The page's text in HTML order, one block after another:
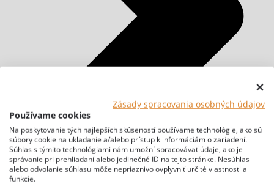
Zásady spracovania osobných údajov
Používame cookies
Na poskytovanie tých najlepších skúseností používame technológie, ako sú
súbory cookie na ukladanie a/alebo prístup k informáciám o zariadení.
Súhlas s týmito technológiami nám umožní spracovávať údaje, ako je
správanie pri prehliadaní alebo jedinečné ID na tejto stránke. Nesúhlas
alebo odvolanie súhlasu môže nepriaznivo ovplyvniť určité vlastnosti a
funkcie.